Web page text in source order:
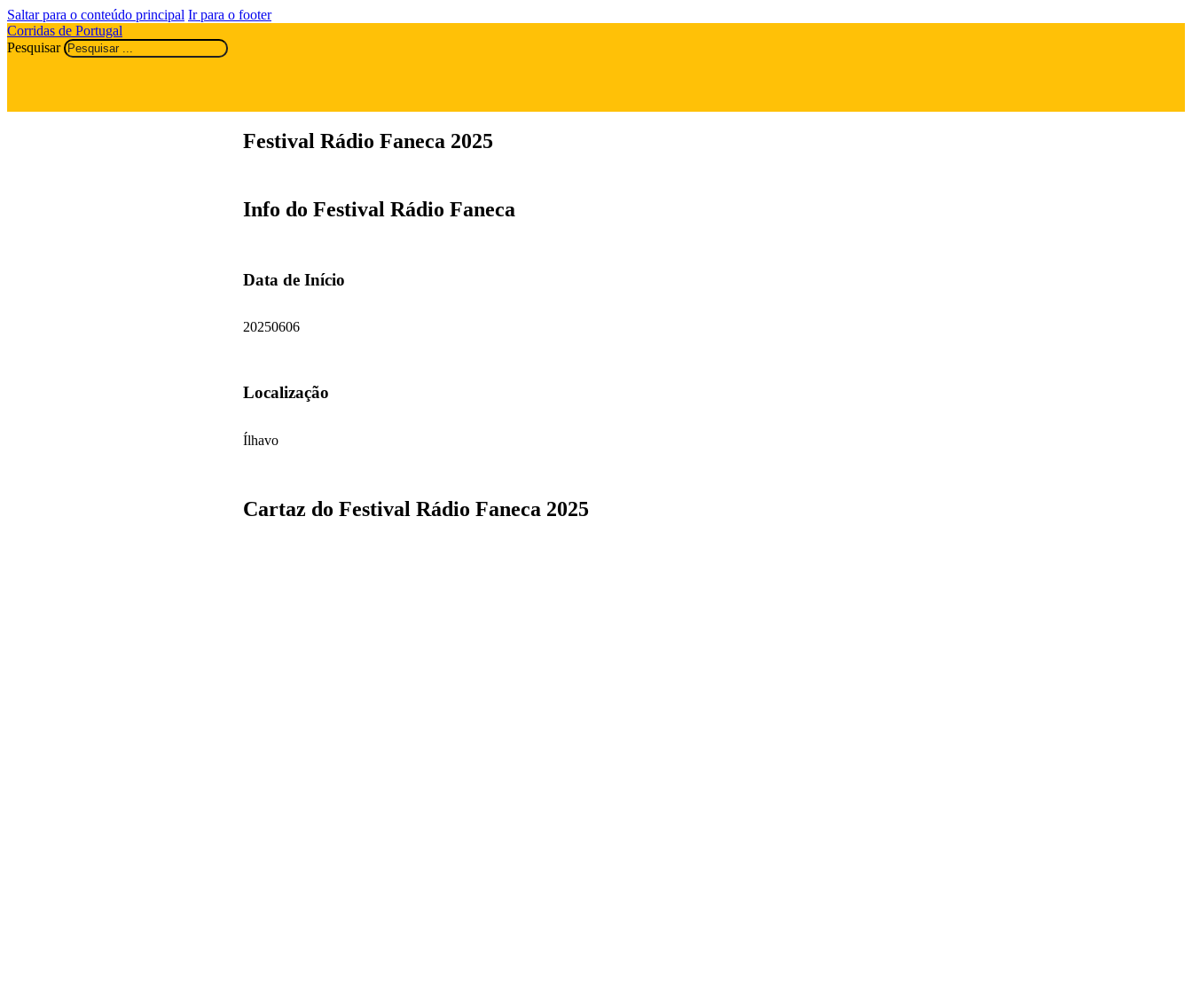
Saltar para o conteúdo principal Ir para o footer
Corridas de Portugal
Pesquisar
Festival Rádio Faneca 2025
Info do Festival Rádio Faneca
Data de Início
20250606
Localização
Ílhavo
Cartaz do Festival Rádio Faneca 2025